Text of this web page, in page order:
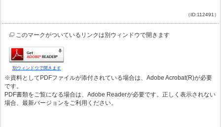
（ID:112491）
このマークがついているリンクは別ウィンドウで開きます
別ウィンドウで開きます
※資料としてPDFファイルが添付されている場合は、Adobe Acrobat(R)が必要
です。
PDF書類をご覧になる場合は、Adobe Readerが必要です。正しく表示されない
場合、最新バージョンをご利用ください。